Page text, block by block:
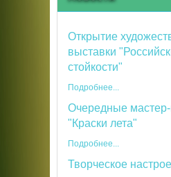
Открытие
выставки
стойкости"
Подробнее...
Очередные
"Краски лета"
Подробнее...
Творческое